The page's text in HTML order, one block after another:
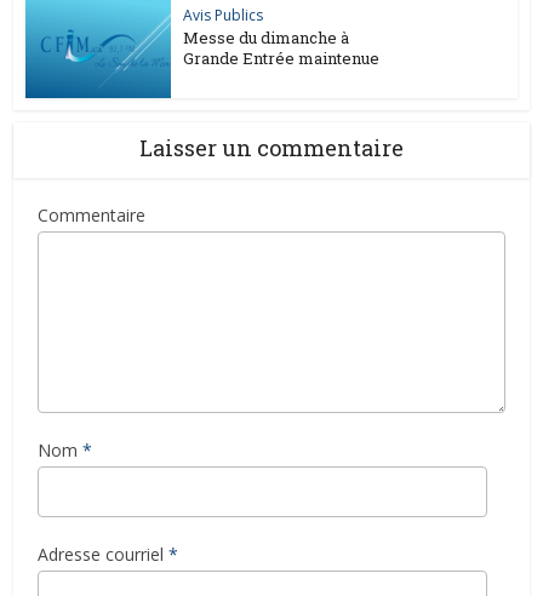
Avis Publics
Messe du dimanche à
Grande Entrée maintenue
Laisser un commentaire
Commentaire
Nom *
Adresse courriel *